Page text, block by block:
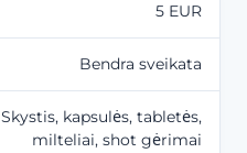
5 EUR
Bendra sveikata
Skystis, kapsulės, tabletės,
milteliai, shot gėrimai